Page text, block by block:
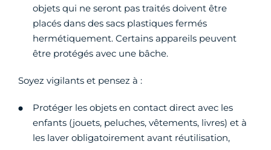
objets qui ne seront pas traités doivent être
placés dans des sacs plastiques fermés
hermétiquement. Certains appareils peuvent
être protégés avec une bâche.
Soyez vigilants et pensez à :
Protéger les objets en contact direct avec les
enfants (jouets, peluches, vêtements, livres) et à
les laver obligatoirement avant réutilisation,